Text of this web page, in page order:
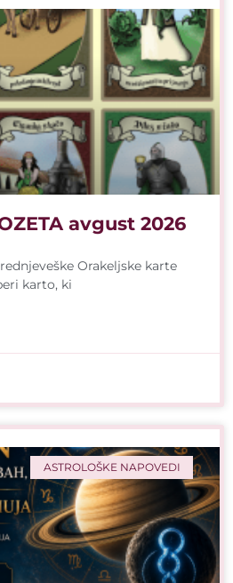
avgust 2026
Orakeljske karte
karto, ki
ASTROLOŠKE NAPOVEDI